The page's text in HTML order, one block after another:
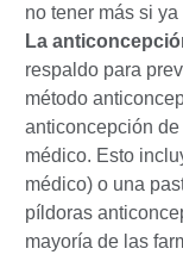
no tener más si
La
respaldo para
método
anticoncepción
médico. Esto
médico) o una
píldoras
mayoría de las